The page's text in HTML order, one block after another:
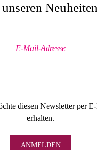
diesen Newsletter per
erhalten.